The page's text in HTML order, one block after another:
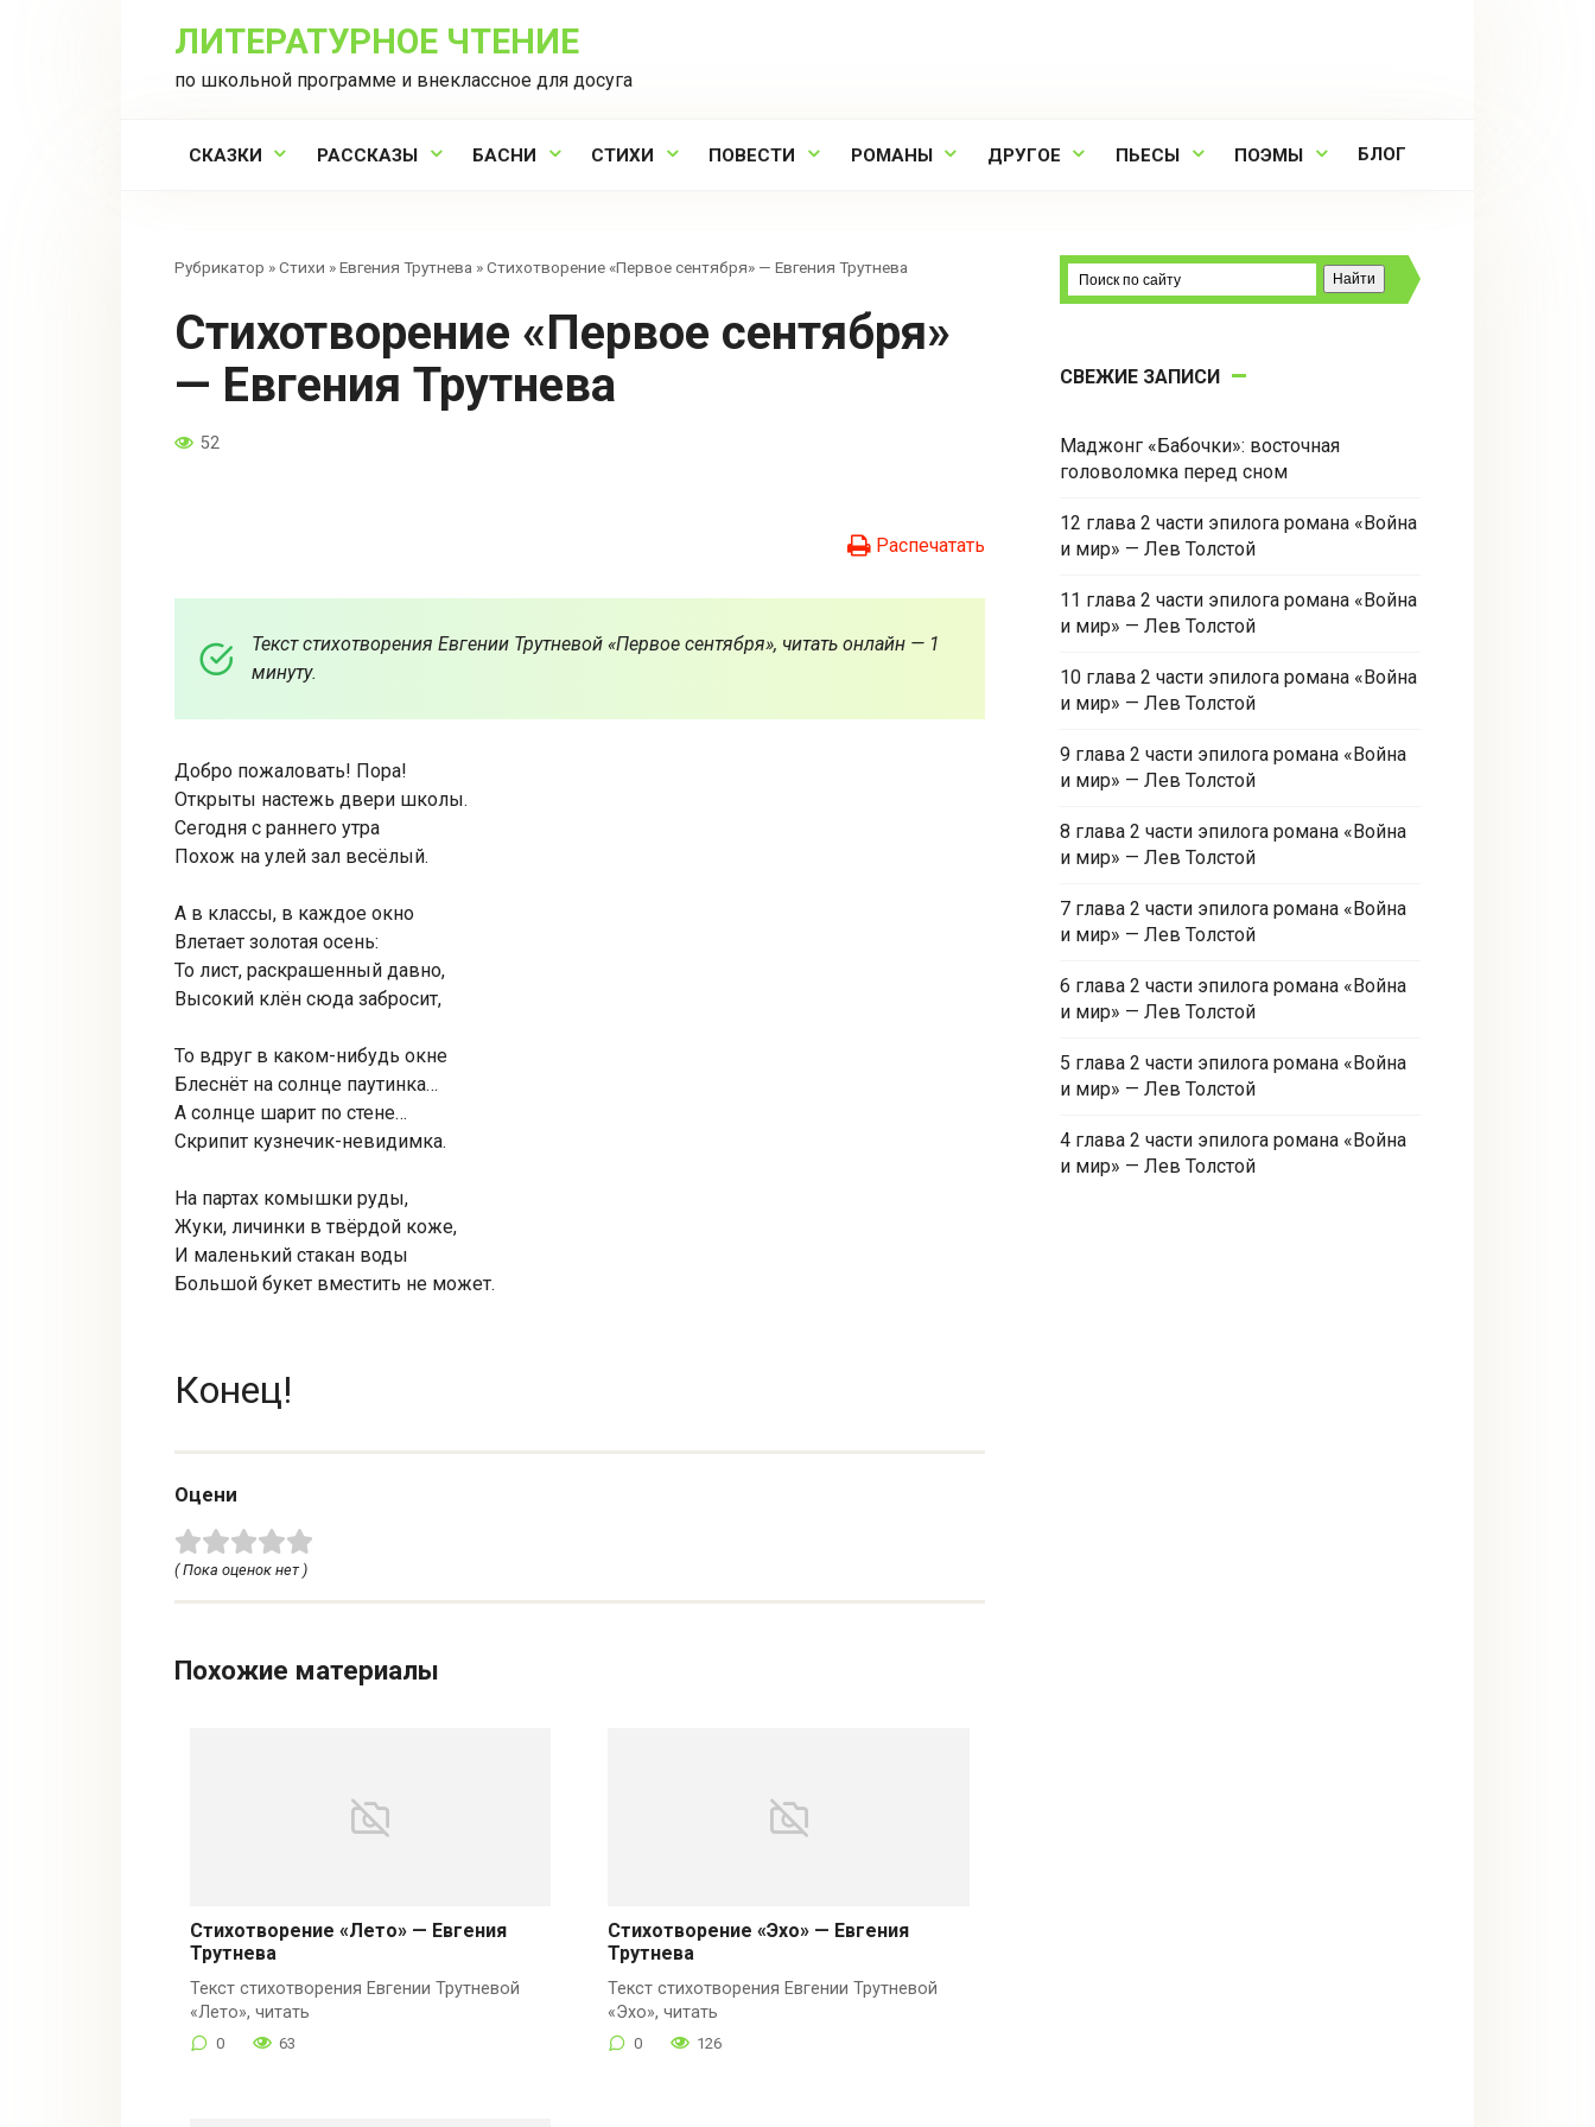
ЛИТЕРАТУРНОЕ ЧТЕНИЕ
по школьной программе и внеклассное для досуга
СКАЗКИ РАССКАЗЫ БАСНИ СТИХИ ПОВЕСТИ РОМАНЫ ДРУГОЕ ПЬЕСЫ ПОЭМЫ БЛОГ
Рубрикатор »Стихи »Евгения Трутнева »Стихотворение «Первое сентября» — Евгения Трутнева
Стихотворение «Первое сентября»
— Евгения Трутнева
52
Распечатать
Текст стихотворения Евгении Трутневой «Первое сентября», читать онлайн — 1
минуту.
Добро пожаловать! Пора!
Открыты настежь двери школы.
Сегодня с раннего утра
Похож на улей зал весёлый.
А в классы, в каждое окно
Влетает золотая осень:
То лист, раскрашенный давно,
Высокий клён сюда забросит,
То вдруг в каком-нибудь окне
Блеснёт на солнце паутинка…
А солнце шарит по стене…
Скрипит кузнечик-невидимка.
На партах комышки руды,
Жуки, личинки в твёрдой коже,
И маленький стакан воды
Большой букет вместить не может.
Конец!
Оцени
( Пока оценок нет )
Похожие материалы
Стихотворение «Лето» — Евгения
Трутнева
Текст стихотворения Евгении Трутневой
«Лето», читать
0 63
Стихотворение «Эхо» — Евгения
Трутнева
Текст стихотворения Евгении Трутневой
«Эхо», читать
0 126
СВЕЖИЕ ЗАПИСИ
Маджонг «Бабочки»: восточная
головоломка перед сном
12 глава 2 части эпилога романа «Война
и мир» — Лев Толстой
11 глава 2 части эпилога романа «Война
и мир» — Лев Толстой
10 глава 2 части эпилога романа «Война
и мир» — Лев Толстой
9 глава 2 части эпилога романа «Война
и мир» — Лев Толстой
8 глава 2 части эпилога романа «Война
и мир» — Лев Толстой
7 глава 2 части эпилога романа «Война
и мир» — Лев Толстой
6 глава 2 части эпилога романа «Война
и мир» — Лев Толстой
5 глава 2 части эпилога романа «Война
и мир» — Лев Толстой
4 глава 2 части эпилога романа «Война
и мир» — Лев Толстой